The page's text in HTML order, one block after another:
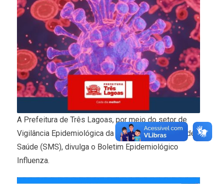
A Prefeitura de Três Lagoas, por meio do setor de
Vigilância Epidemiológica da Secretaria Municipal de
Saúde (SMS), divulga o Boletim Epidemiológico
Influenza.